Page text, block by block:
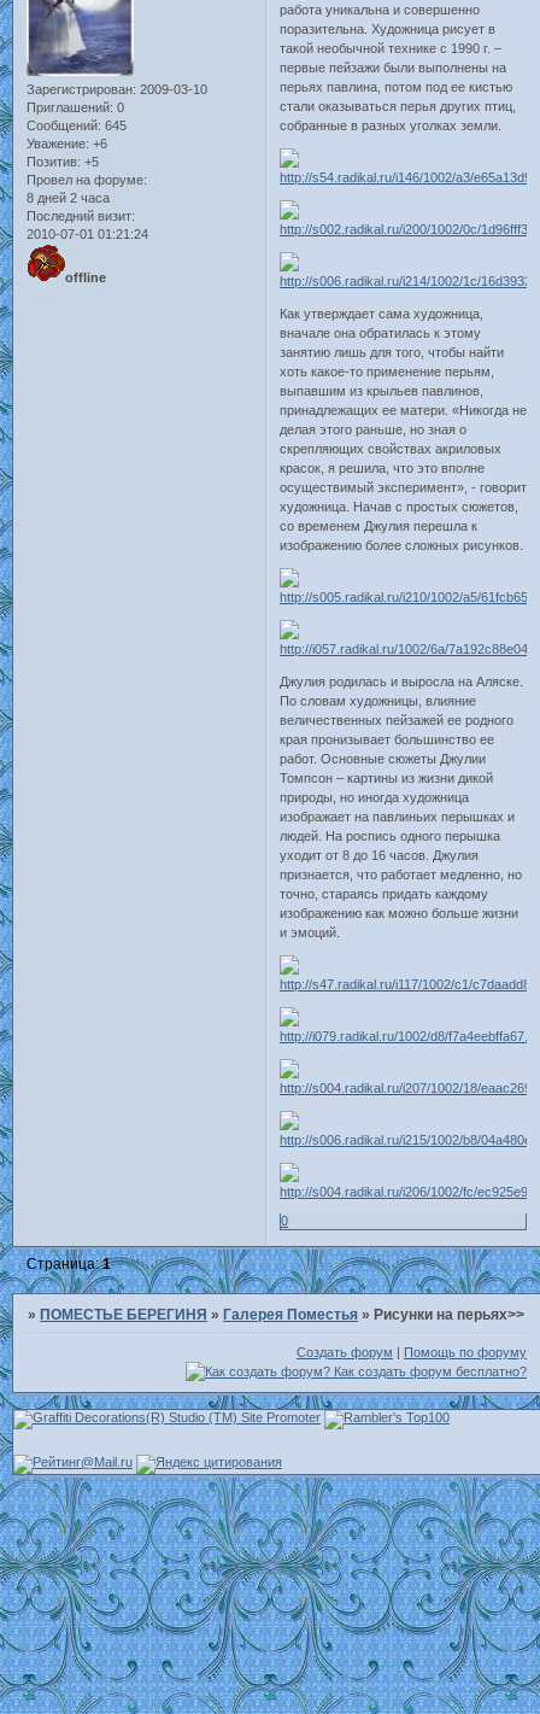
Зарегистрирован: 2009-03-10
Приглашений: 0
Сообщений: 645
Уважение: +6
Позитив: +5
Провел на форуме:
8 дней 2 часа
Последний визит:
2010-07-01 01:21:24
offline
работа уникальна и совершенно
поразительна. Художница рисует в
такой необычной технике с 1990 г. –
первые пейзажи были выполнены на
перьях павлина, потом под ее кистью
стали оказываться перья других птиц,
собранные в разных уголках земли.
Как утверждает сама художница,
вначале она обратилась к этому
занятию лишь для того, чтобы найти
хоть какое-то применение перьям,
выпавшим из крыльев павлинов,
принадлежащих ее матери. «Никогда не
делая этого раньше, но зная о
скрепляющих свойствах акриловых
красок, я решила, что это вполне
осуществимый эксперимент», - говорит
художница. Начав с простых сюжетов,
со временем Джулия перешла к
изображению более сложных рисунков.
Джулия родилась и выросла на Аляске.
По словам художницы, влияние
величественных пейзажей ее родного
края пронизывает большинство ее
работ. Основные сюжеты Джулии
Томпсон – картины из жизни дикой
природы, но иногда художница
изображает на павлиньих перышках и
людей. На роспись одного перышка
уходит от 8 до 16 часов. Джулия
признается, что работает медленно, но
точно, стараясь придать каждому
изображению как можно больше жизни
и эмоций.
0
Страница:1
» ПОМЕСТЬЕ БЕРЕГИНЯ » Галерея Поместья » Рисунки на перьях>>
Создать форум Помощь по форуму